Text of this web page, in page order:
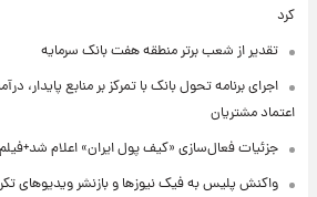
کرد
تقدیر از شعب برتر منطقه هفت بانک سرمایه
اجرای برنامه تحول بانک با تمرکز بر منابع پایدار،
اعتماد مشتریان
جزئیات فعال‌سازی «کیف پول ایران» اعلام شد+فیلم
واکنش پلیس به فیک نیوزها و بازنشر ویدیوهای